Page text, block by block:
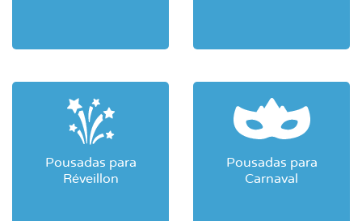
Pousadas para
Réveillon
Pousadas para
Carnaval